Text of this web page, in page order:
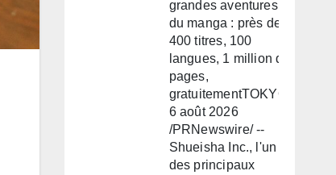
grandes aventures
du manga : près de
400 titres, 100
langues, 1 million de
pages,
gratuitementTOKYO,
6 août 2026
/PRNewswire/ --
Shueisha Inc., l'un
des principaux